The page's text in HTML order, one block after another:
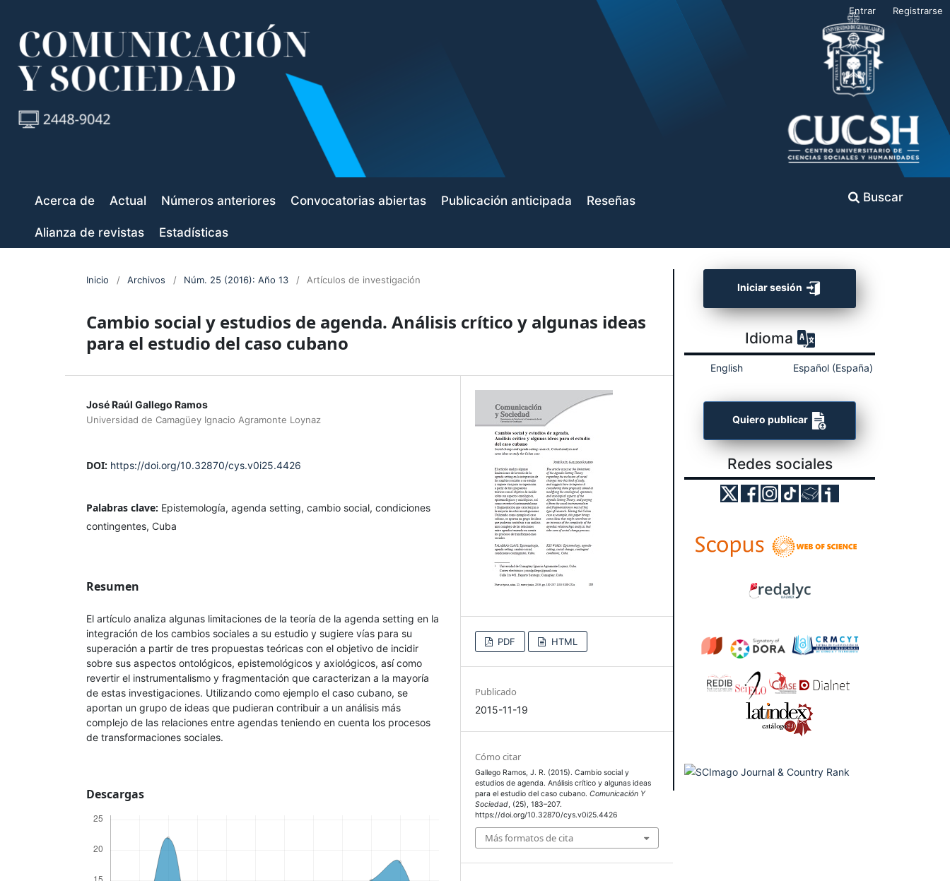
Acerca de Actual Números anteriores Convocatorias abiertas Publicación anticipada Reseñas
Alianza de revistas Estadísticas
Buscar
Entrar Registrarse
Inicio / Archivos / Núm. 25 (2016): Año 13 / Artículos de investigación
Cambio social y estudios de agenda. Análisis crítico y algunas ideas
para el estudio del caso cubano
José Raúl Gallego Ramos
Universidad de Camagüey Ignacio Agramonte Loynaz
DOI: https://doi.org/10.32870/cys.v0i25.4426
Palabras clave: Epistemología, agenda setting, cambio social, condiciones
contingentes, Cuba
Resumen
El artículo analiza algunas limitaciones de la teoría de la agenda setting en la
integración de los cambios sociales a su estudio y sugiere vías para su
superación a partir de tres propuestas teóricas con el objetivo de incidir
sobre sus aspectos ontológicos, epistemológicos y axiológicos, así como
revertir el instrumentalismo y fragmentación que caracterizan a la mayoría
de estas investigaciones. Utilizando como ejemplo el caso cubano, se
aportan un grupo de ideas que pudieran contribuir a un análisis más
complejo de las relaciones entre agendas teniendo en cuenta los procesos
de transformaciones sociales.
Descargas
PDF HTML
Publicado
2015-11-19
Cómo citar
Gallego Ramos, J. R. (2015). Cambio social y
estudios de agenda. Análisis crítico y algunas ideas
para el estudio del caso cubano.Comunicación Y
Sociedad, (25), 183–207.
https://doi.org/10.32870/cys.v0i25.4426
Más formatos de cita
Iniciar sesión
Idioma
English Español (España)
Quiero publicar
Redes sociales